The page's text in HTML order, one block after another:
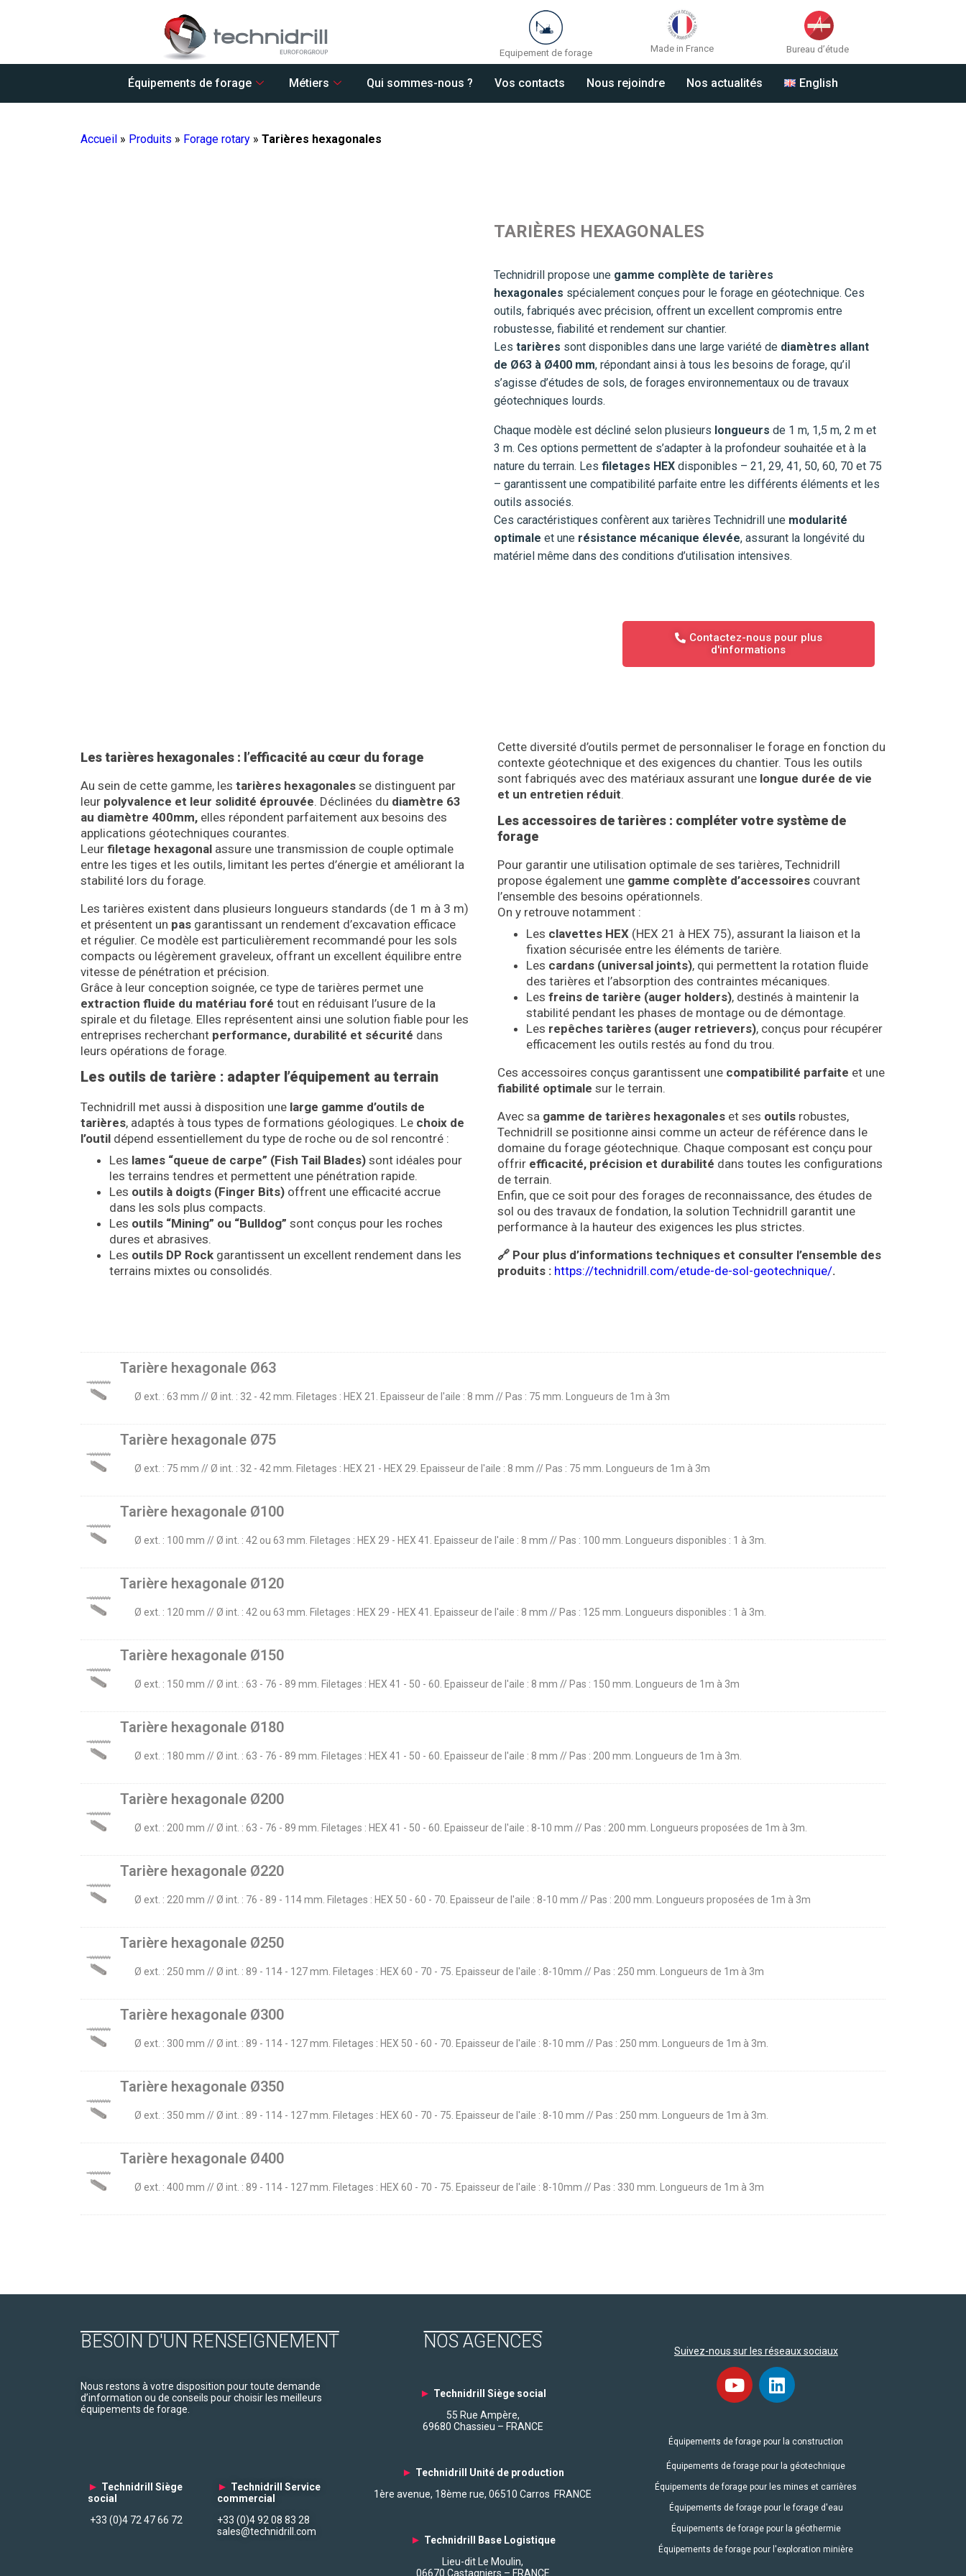
Equipement de forage Made in France Bureau d’étude
Équipements de forage Métiers Qui sommes-nous ? Vos contacts Nous rejoindre Nos actualités English
Accueil » Produits » Forage rotary » Tarières hexagonales
TARIÈRES HEXAGONALES
Technidrill propose une gamme complète de tarières
hexagonales spécialement conçues pour le forage en géotechnique. Ces
outils, fabriqués avec précision, offrent un excellent compromis entre
robustesse, fiabilité et rendement sur chantier.
Les tarières sont disponibles dans une large variété de diamètres allant
de Ø63 à Ø400 mm, répondant ainsi à tous les besoins de forage, qu’il
s’agisse d’études de sols, de forages environnementaux ou de travaux
géotechniques lourds.
Chaque modèle est décliné selon plusieurs longueurs de 1 m, 1,5 m, 2 m et
3 m. Ces options permettent de s’adapter à la profondeur souhaitée et à la
nature du terrain. Les filetages HEX disponibles – 21, 29, 41, 50, 60, 70 et 75
– garantissent une compatibilité parfaite entre les différents éléments et les
outils associés.
Ces caractéristiques confèrent aux tarières Technidrill une modularité
optimale et une résistance mécanique élevée, assurant la longévité du
matériel même dans des conditions d’utilisation intensives.
Contactez-nous pour plus
d'informations
Les tarières hexagonales : l’efficacité au cœur du forage
Au sein de cette gamme, les tarières hexagonales se distinguent par
leur polyvalence et leur solidité éprouvée. Déclinées du diamètre 63
au diamètre 400mm, elles répondent parfaitement aux besoins des
applications géotechniques courantes.
Leur filetage hexagonal assure une transmission de couple optimale
entre les tiges et les outils, limitant les pertes d’énergie et améliorant la
stabilité lors du forage.
Les tarières existent dans plusieurs longueurs standards (de 1 m à 3 m)
et présentent un pas garantissant un rendement d’excavation efficace
et régulier. Ce modèle est particulièrement recommandé pour les sols
compacts ou légèrement graveleux, offrant un excellent équilibre entre
vitesse de pénétration et précision.
Grâce à leur conception soignée, ce type de tarières permet une
extraction fluide du matériau foré tout en réduisant l’usure de la
spirale et du filetage. Elles représentent ainsi une solution fiable pour les
entreprises recherchant performance, durabilité et sécurité dans
leurs opérations de forage.
Les outils de tarière : adapter l’équipement au terrain
Technidrill met aussi à disposition une large gamme d’outils de
tarières, adaptés à tous types de formations géologiques. Le choix de
l’outil dépend essentiellement du type de roche ou de sol rencontré :
Les lames “queue de carpe” (Fish Tail Blades) sont idéales pour
les terrains tendres et permettent une pénétration rapide.
Les outils à doigts (Finger Bits) offrent une efficacité accrue
dans les sols plus compacts.
Les outils “Mining” ou “Bulldog” sont conçus pour les roches
dures et abrasives.
Les outils DP Rock garantissent un excellent rendement dans les
terrains mixtes ou consolidés.
Cette diversité d’outils permet de personnaliser le forage en fonction du
contexte géotechnique et des exigences du chantier. Tous les outils
sont fabriqués avec des matériaux assurant une longue durée de vie
et un entretien réduit.
Les accessoires de tarières : compléter votre système de
forage
Pour garantir une utilisation optimale de ses tarières, Technidrill
propose également une gamme complète d’accessoires couvrant
l’ensemble des besoins opérationnels.
On y retrouve notamment :
Les clavettes HEX (HEX 21 à HEX 75), assurant la liaison et la
fixation sécurisée entre les éléments de tarière.
Les cardans (universal joints), qui permettent la rotation fluide
des tarières et l’absorption des contraintes mécaniques.
Les freins de tarière (auger holders), destinés à maintenir la
stabilité pendant les phases de montage ou de démontage.
Les repêches tarières (auger retrievers), conçus pour récupérer
efficacement les outils restés au fond du trou.
Ces accessoires conçus garantissent une compatibilité parfaite et une
fiabilité optimale sur le terrain.
Avec sa gamme de tarières hexagonales et ses outils robustes,
Technidrill se positionne ainsi comme un acteur de référence dans le
domaine du forage géotechnique. Chaque composant est conçu pour
offrir efficacité, précision et durabilité dans toutes les configurations
de terrain.
Enfin, que ce soit pour des forages de reconnaissance, des études de
sol ou des travaux de fondation, la solution Technidrill garantit une
performance à la hauteur des exigences les plus strictes.
🔗 Pour plus d’informations techniques et consulter l’ensemble des
produits : https://technidrill.com/etude-de-sol-geotechnique/.
Tarière hexagonale Ø63
Ø ext. : 63 mm // Ø int. : 32 - 42 mm. Filetages : HEX 21. Epaisseur de l'aile : 8 mm // Pas : 75 mm. Longueurs de 1m à 3m
Tarière hexagonale Ø75
Ø ext. : 75 mm // Ø int. : 32 - 42 mm. Filetages : HEX 21 - HEX 29. Epaisseur de l'aile : 8 mm // Pas : 75 mm. Longueurs de 1m à 3m
Tarière hexagonale Ø100
Ø ext. : 100 mm // Ø int. : 42 ou 63 mm. Filetages : HEX 29 - HEX 41. Epaisseur de l'aile : 8 mm // Pas : 100 mm. Longueurs disponibles : 1 à 3m.
Tarière hexagonale Ø120
Ø ext. : 120 mm // Ø int. : 42 ou 63 mm. Filetages : HEX 29 - HEX 41. Epaisseur de l'aile : 8 mm // Pas : 125 mm. Longueurs disponibles : 1 à 3m.
Tarière hexagonale Ø150
Ø ext. : 150 mm // Ø int. : 63 - 76 - 89 mm. Filetages : HEX 41 - 50 - 60. Epaisseur de l'aile : 8 mm // Pas : 150 mm. Longueurs de 1m à 3m
Tarière hexagonale Ø180
Ø ext. : 180 mm // Ø int. : 63 - 76 - 89 mm. Filetages : HEX 41 - 50 - 60. Epaisseur de l'aile : 8 mm // Pas : 200 mm. Longueurs de 1m à 3m.
Tarière hexagonale Ø200
Ø ext. : 200 mm // Ø int. : 63 - 76 - 89 mm. Filetages : HEX 41 - 50 - 60. Epaisseur de l'aile : 8-10 mm // Pas : 200 mm. Longueurs proposées de 1m à 3m.
Tarière hexagonale Ø220
Ø ext. : 220 mm // Ø int. : 76 - 89 - 114 mm. Filetages : HEX 50 - 60 - 70. Epaisseur de l'aile : 8-10 mm // Pas : 200 mm. Longueurs proposées de 1m à 3m
Tarière hexagonale Ø250
Ø ext. : 250 mm // Ø int. : 89 - 114 - 127 mm. Filetages : HEX 60 - 70 - 75. Epaisseur de l'aile : 8-10mm // Pas : 250 mm. Longueurs de 1m à 3m
Tarière hexagonale Ø300
Ø ext. : 300 mm // Ø int. : 89 - 114 - 127 mm. Filetages : HEX 50 - 60 - 70. Epaisseur de l'aile : 8-10 mm // Pas : 250 mm. Longueurs de 1m à 3m.
Tarière hexagonale Ø350
Ø ext. : 350 mm // Ø int. : 89 - 114 - 127 mm. Filetages : HEX 60 - 70 - 75. Epaisseur de l'aile : 8-10 mm // Pas : 250 mm. Longueurs de 1m à 3m.
Tarière hexagonale Ø400
Ø ext. : 400 mm // Ø int. : 89 - 114 - 127 mm. Filetages : HEX 60 - 70 - 75. Epaisseur de l'aile : 8-10mm // Pas : 330 mm. Longueurs de 1m à 3m
BESOIN D'UN RENSEIGNEMENT
Nous restons à votre disposition pour toute demande
d’information ou de conseils pour choisir les meilleurs
équipements de forage.
► Technidrill Siège
social
+33 (0)4 72 47 66 72
► Technidrill Service
commercial
+33 (0)4 92 08 83 28
sales@technidrill.com
NOS AGENCES
► Technidrill Siège social
55 Rue Ampère,
69680 Chassieu – FRANCE
► Technidrill Unité de production
1ère avenue, 18ème rue, 06510 Carros FRANCE
► Technidrill Base Logistique
Lieu-dit Le Moulin,
06670 Castagniers – FRANCE
Suivez-nous sur les réseaux sociaux
Équipements de forage pour la construction
Équipements de forage pour la géotechnique
Équipements de forage pour les mines et carrières
Équipements de forage pour le forage d'eau
Équipements de forage pour la géothermie
Équipements de forage pour l'exploration minière